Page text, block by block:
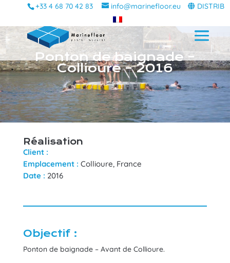
+33 4 68 70 42 83 info@marinefloor.eu DISTRIB
Ponton de baignade –
Collioure – 2016
Réalisation
Client :
Emplacement : Collioure, France
Date : 2016
Objectif :
Ponton de baignade – Avant de Collioure.